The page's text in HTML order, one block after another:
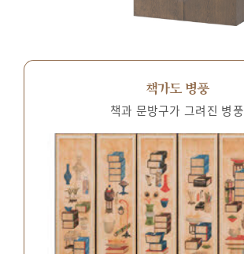
책가도 병풍
책과 문방구가 그려진 병풍